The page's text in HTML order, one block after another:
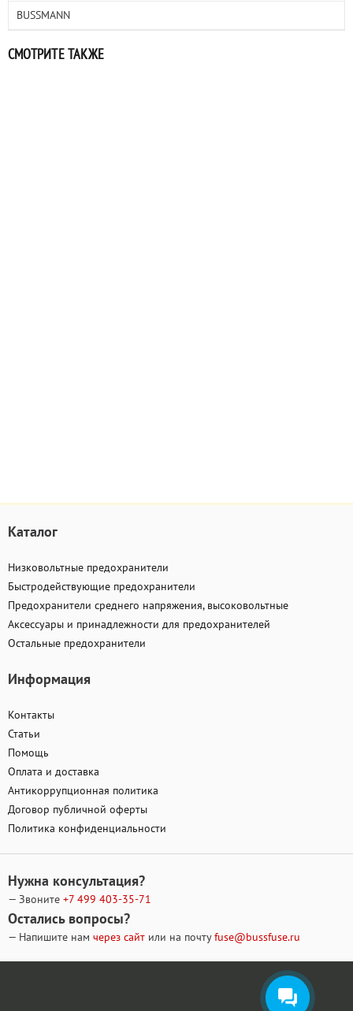
BUSSMANN
СМОТРИТЕ ТАКЖЕ
Каталог
Низковольтные предохранители
Быстродействующие предохранители
Предохранители среднего напряжения, высоковольтные
Аксессуары и принадлежности для предохранителей
Остальные предохранители
Информация
Контакты
Статьи
Помощь
Оплата и доставка
Антикоррупционная политика
Договор публичной оферты
Политика конфиденциальности
Нужна консультация?
— Звоните +7 499 403-35-71
Остались вопросы?
— Напишите нам через сайт или на почтуfuse@bussfuse.ru